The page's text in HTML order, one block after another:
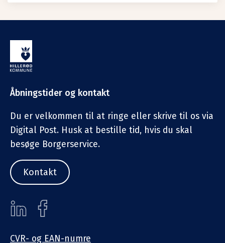
Åbningstider og kontakt
Du er velkommen til at ringe eller skrive til os via
Digital Post. Husk at bestille tid, hvis du skal
besøge Borgerservice.
Kontakt
CVR- og EAN-numre